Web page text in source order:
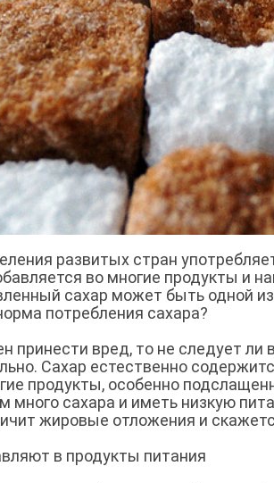
развитых стран
во многие продукты и
сахар может быть одной
потребления сахара?
принести вред, то не следует ли
Сахар естественно
продукты, особенно
много сахара и иметь низкую
жировые отложения и
в продукты питания